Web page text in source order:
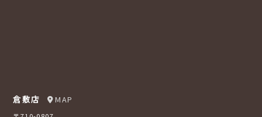
倉敷店 MAP